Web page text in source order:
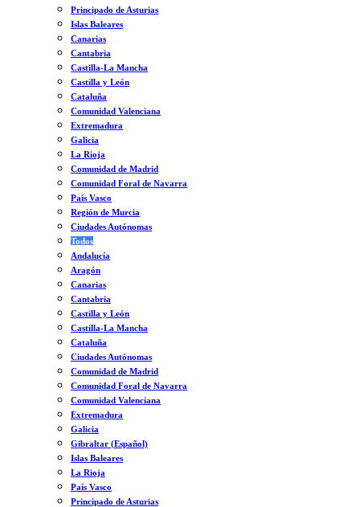
Principado de Asturias
Islas Baleares
Canarias
Cantabria
Castilla-La Mancha
Castilla y León
Cataluña
Comunidad Valenciana
Extremadura
Galicia
La Rioja
Comunidad de Madrid
Comunidad Foral de Navarra
País Vasco
Región de Murcia
Ciudades Autónomas
Todos
Andalucía
Aragón
Canarias
Cantabria
Castilla y León
Castilla-La Mancha
Cataluña
Ciudades Autónomas
Comunidad de Madrid
Comunidad Foral de Navarra
Comunidad Valenciana
Extremadura
Galicia
Gibraltar (Español)
Islas Baleares
La Rioja
País Vasco
Principado de Asturias